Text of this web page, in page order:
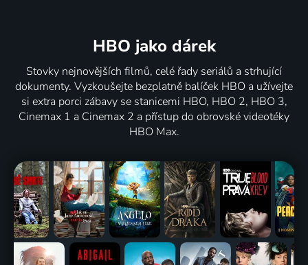
HBO jako dárek
Stovky nejnovějších filmů, celé řady seriálů a strhující
dokumenty. Vyzkoušejte bezplatně balíček HBO a užívejte
si extra porci zábavy se stanicemi HBO, HBO 2, HBO 3,
Cinemax 1 a Cinemax 2 a přístup do obrovské videotéky
HBO Max.